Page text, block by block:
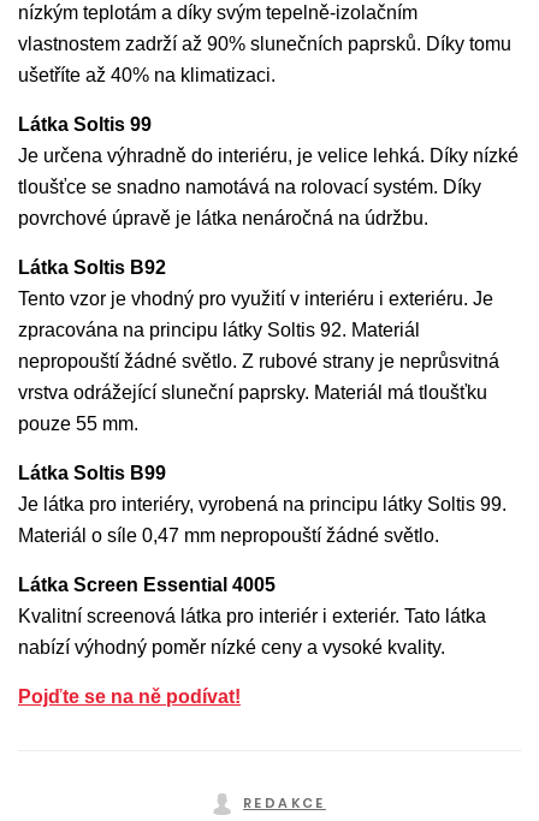
nízkým teplotám a díky svým tepelně-izolačním
vlastnostem zadrží až 90% slunečních paprsků. Díky tomu
ušetříte až 40% na klimatizaci.
Látka Soltis 99
Je určena výhradně do interiéru, je velice lehká. Díky nízké
tloušťce se snadno namotává na rolovací systém. Díky
povrchové úpravě je látka nenáročná na údržbu.
Látka Soltis B92
Tento vzor je vhodný pro využití v interiéru i exteriéru. Je
zpracována na principu látky Soltis 92. Materiál
nepropouští žádné světlo. Z rubové strany je neprůsvitná
vrstva odrážející sluneční paprsky. Materiál má tloušťku
pouze 55 mm.
Látka Soltis B99
Je látka pro interiéry, vyrobená na principu látky Soltis 99.
Materiál o síle 0,47 mm nepropouští žádné světlo.
Látka Screen Essential 4005
Kvalitní screenová látka pro interiér i exteriér. Tato látka
nabízí výhodný poměr nízké ceny a vysoké kvality.
Pojďte se na ně podívat!
REDAKCE